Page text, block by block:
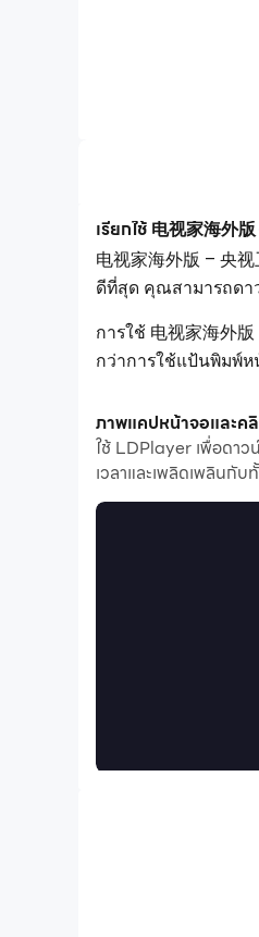
เรียกใช้ 电视家海外
电视家海外版 – 央
ดีที่สุด คุณสามารถดา
การใช้ 电视家海外
กว่าการใช้แป้นพิมพ์
ด้วยคุณสมบัติเปิดหล
ฟังก์ชันการถ่ายโอนไ
ดาวน์โหลด 电视家
TV Home
ครอบคลุมทั่วโลกให้
【ข่าว】ล็อคข่าวจ
ภาพแคปหน้าจอและคลิ
ใช้ LDPlayer เพื่อดา
เวลาและเพลิดเพลินกั